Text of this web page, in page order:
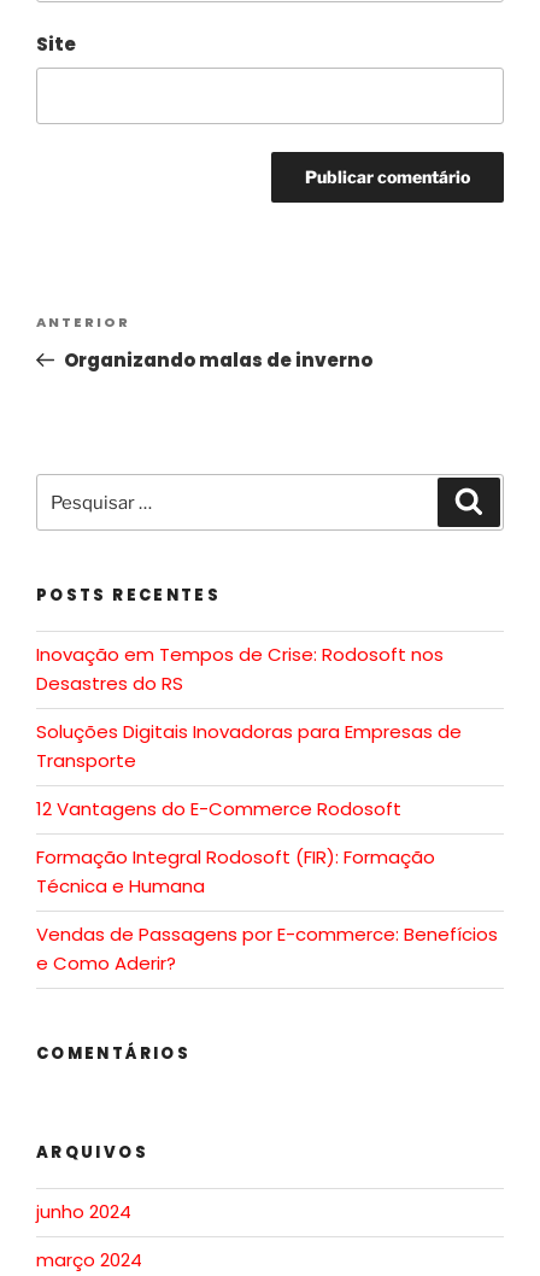
Site
ANTERIOR
Organizando malas de inverno
POSTS RECENTES
Inovação em Tempos de Crise: Rodosoft nos
Desastres do RS
Soluções Digitais Inovadoras para Empresas de
Transporte
12 Vantagens do E-Commerce Rodosoft
Formação Integral Rodosoft (FIR): Formação
Técnica e Humana
Vendas de Passagens por E-commerce: Benefícios
e Como Aderir?
COMENTÁRIOS
ARQUIVOS
junho 2024
março 2024